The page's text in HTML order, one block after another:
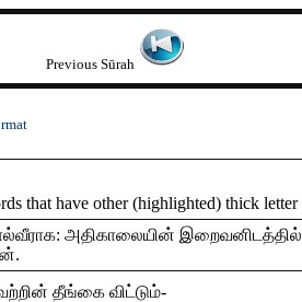
Previous Sūrah
that have other (highlighted) thick letter
அதிகாலையின் இறைவனிடத்தில்
தீங்கை விட்டும்-